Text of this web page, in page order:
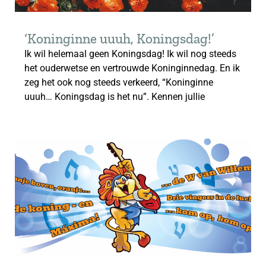
‘Koninginne uuuh, Koningsdag!’
Ik wil helemaal geen Koningsdag! Ik wil nog steeds
het ouderwetse en vertrouwde Koninginnedag. En ik
zeg het ook nog steeds verkeerd, “Koninginne
uuuh… Koningsdag is het nu”. Kennen jullie